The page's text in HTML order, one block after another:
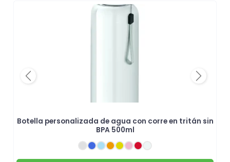
Botella personalizada de agua con corre en tritán sin
BPA 500ml
Previous Next